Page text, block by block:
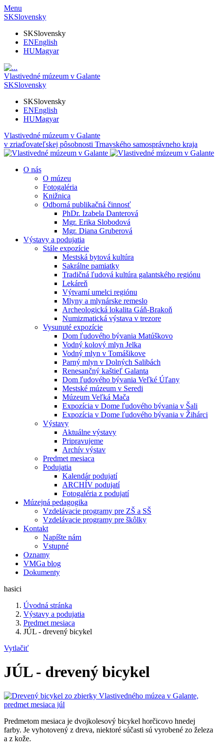
Menu
SKSlovensky
SKSlovensky
ENEnglish
HUMagyar
Vlastivedné múzeum v Galante
SKSlovensky
SKSlovensky
ENEnglish
HUMagyar
Vlastivedné múzeum v Galante
v zriaďovateľskej pôsobnosti Trnavského samosprávneho kraja
O nás
O múzeu
Fotogaléria
Knižnica
Odborná publikačná činnosť
PhDr. Izabela Danterová
Mgr. Erika Slobodová
Mgr. Diana Gruberová
Výstavy a podujatia
Stále expozície
Mestská bytová kultúra
Sakrálne pamiatky
Tradičná ľudová kultúra galantského regiónu
Lekáreň
Výtvarní umelci regiónu
Mlyny a mlynárske remeslo
Archeologická lokalita Gáň-Brakoň
Numizmatická výstava v trezore
Vysunuté expozície
Dom ľudového bývania Matúškovo
Vodný kolový mlyn Jelka
Vodný mlyn v Tomášikove
Parný mlyn v Dolných Salibách
Renesančný kaštieľ Galanta
Dom ľudového bývania Veľké Úľany
Mestské múzeum v Seredi
Múzeum Veľká Mača
Expozícia v Dome ľudového bývania v Šali
Expozícia v Dome ľudového bývania v Žihárci
Výstavy
Aktuálne výstavy
Pripravujeme
Archív výstav
Predmet mesiaca
Podujatia
Kalendár podujatí
ARCHÍV podujatí
Fotogaléria z podujatí
Múzejná pedagogika
Vzdelávacie programy pre ZŠ a SŠ
Vzdelávacie programy pre škôlky
Kontakt
Napíšte nám
Vstupné
Oznamy
VMGa blog
Dokumenty
hasici
Úvodná stránka
Výstavy a podujatia
Predmet mesiaca
JÚL - drevený bicykel
Vytlačiť
JÚL - drevený bicykel
Predmetom mesiaca je dvojkolesový bicykel horčicovo hnedej
farby. Je vyhotovený z dreva, niektoré súčasti sú vyrobené zo železa
a z kože.